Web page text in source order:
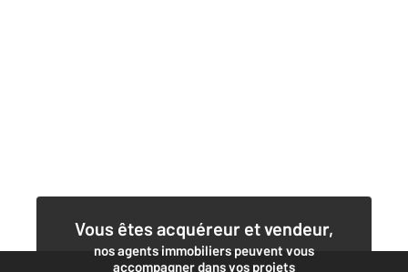
Vous êtes acquéreur et vendeur,
nos agents immobiliers peuvent vous
accompagner dans vos projets